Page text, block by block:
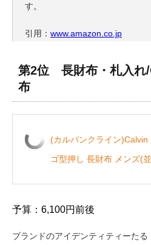
す。
引用： www.amazon.co.jp
第2位 長財布・札入れ
布
(カルバンクライン
ゴ型押し 長財布 メンズ(
予算：6,100円前後
ブランドのアイデンティティーた